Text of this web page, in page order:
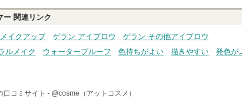
ー 関連リンク
イクアップ ゲラン アイブロウ
ゲラン その他アイブロウ
ルメイク ウォータープルーフ 色持ちがよい 描きやすい 発色が
口コミサイト - @cosme（アットコスメ）